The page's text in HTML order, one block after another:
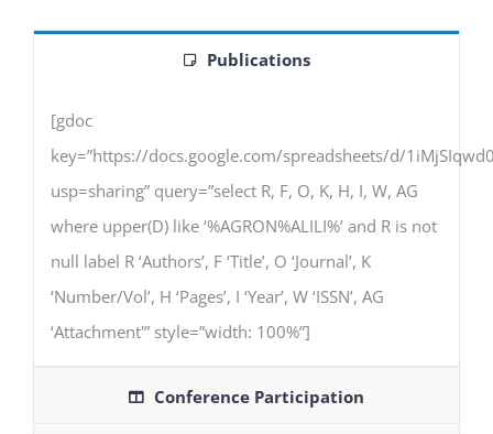
Publications
[gdoc
key=”https://docs.google.com/spreadsheets/d/
usp=sharing” query=”select R, F, O, K, H, I, W, AG
where upper(D) like ‘%AGRON%ALILI%’ and R is not
null label R ‘Authors’, F ‘Title’, O ‘Journal’, K
‘Number/Vol’, H ‘Pages’, I ‘Year’, W ‘ISSN’, AG
‘Attachment'” style=”width: 100%”]
Conference Participation